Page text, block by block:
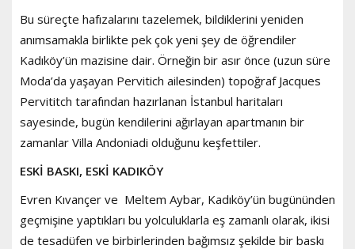
Bu süreçte hafızalarını tazelemek, bildiklerini yeniden
anımsamakla birlikte pek çok yeni şey de öğrendiler
Kadıköy’ün mazisine dair. Örneğin bir asır önce (uzun süre
Moda’da yaşayan Pervitich ailesinden) topoğraf Jacques
Pervititch tarafından hazırlanan İstanbul haritaları
sayesinde, bugün kendilerini ağırlayan apartmanın bir
zamanlar Villa Andoniadi olduğunu keşfettiler.
ESKİ BASKI, ESKİ KADIKÖY
Evren Kıvançer ve Meltem Aybar, Kadıköy’ün bugününden
geçmişine yaptıkları bu yolculuklarla eş zamanlı olarak, ikisi
de tesadüfen ve birbirlerinden bağımsız şekilde bir baskı